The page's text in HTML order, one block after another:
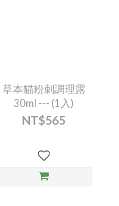
草本貓粉刺調理露
30ml --- (1入)
NT$565